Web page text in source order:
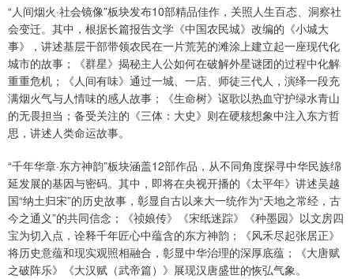
“人间烟火·社会镜像”板块发布10部精品佳作，关照人生百态、洞察社
会变迁。其中，根据长篇报告文学《中国农民城》改编的《小城大
事》，讲述基层干部带领农民在一片荒芜的滩涂上建立起一座现代化
城市的故事；《群星》揭秘主人公如何在破解外星谜团的过程中化解
重重危机；《人间有味》通过一城、一店、师徒三代人，演绎一段充
满烟火气与人情味的感人故事；《生命树》讴歌以热血守护绿水青山
的无畏担当；备受关注的《三体：大史》则在硬核想象中注入东方哲
思，讲述人类命运故事。
“千年华章·东方神韵”板块涵盖12部作品，从不同角度探寻中华民族绵
延发展的基因与密码。其中，即将在央视开播的《太平年》讲述吴越
国“纳土归宋”的历史故事，彰显自古以来大一统作为“天地之常经，古
今之通义”的共同信念；《祯娘传》《宋纸迷踪》《种墨园》以文房四
宝为切入点，诠释千年匠心中蕴含的东方神韵；《风禾尽起张居正》
将历史意蕴和现实观照相融合，彰显中华治理的深厚底蕴；《大唐赋
之破阵乐》《大汉赋（武帝篇）》展现汉唐盛世的恢弘气象。